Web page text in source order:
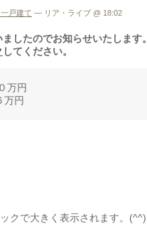
戸建て — リア・ライブ @ 18:02
したのでお知らせいたします。
してください。
円
円
で大きく表示されます。(^^)